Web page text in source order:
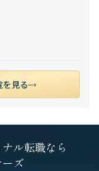
見る
ル転職なら
ズ